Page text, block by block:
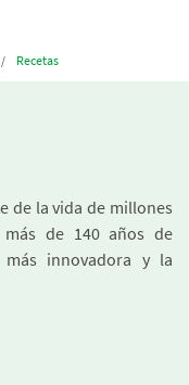
Recetas
de la vida de millones
de 140 años de
innovadora y la